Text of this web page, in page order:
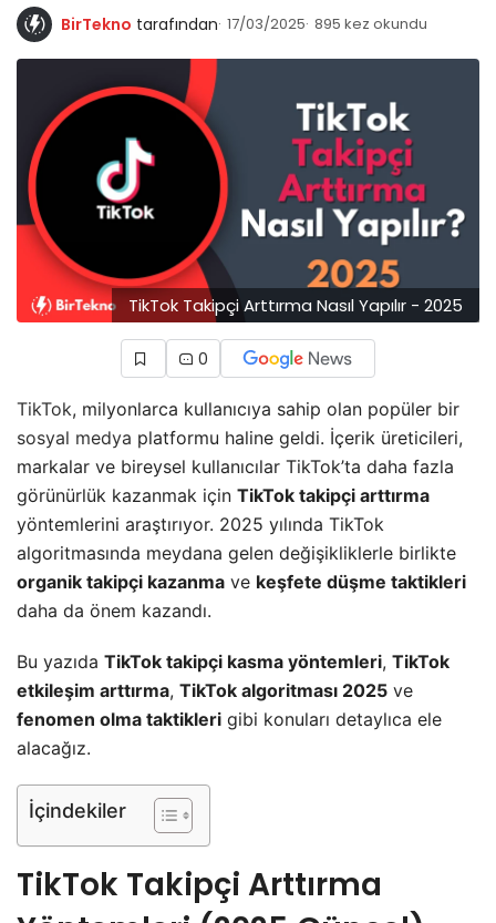
BirTekno tarafından 17/03/2025 895 kez okundu
TikTok Takipçi Arttırma Nasıl Yapılır - 2025
0
TikTok, milyonlarca kullanıcıya sahip olan popüler bir
sosyal medya platformu haline geldi. İçerik üreticileri,
markalar ve bireysel kullanıcılar TikTok’ta daha fazla
görünürlük kazanmak için TikTok takipçi arttırma
yöntemlerini araştırıyor. 2025 yılında TikTok
algoritmasında meydana gelen değişikliklerle birlikte
organik takipçi kazanma ve keşfete düşme taktikleri
daha da önem kazandı.
Bu yazıda TikTok takipçi kasma yöntemleri, TikTok
etkileşim arttırma, TikTok algoritması 2025 ve
fenomen olma taktikleri gibi konuları detaylıca ele
alacağız.
İçindekiler
TikTok Takipçi Arttırma